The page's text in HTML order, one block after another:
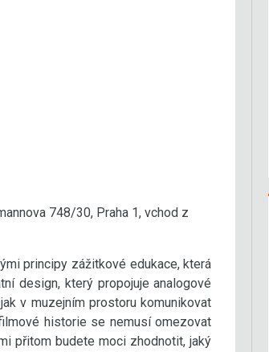
748/30, Praha 1, vchod z
principy zážitkové edukace, která
design, který propojuje analogové
v muzejním prostoru komunikovat
historie se nemusí omezovat
přitom budete moci zhodnotit, jaký